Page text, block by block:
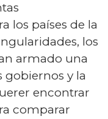
los países de la
los
armado una
gobiernos y la
encontrar
comparar